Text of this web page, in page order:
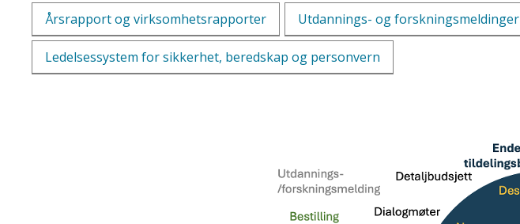
Årsrapport og virksomhetsrapporter Utdannings- og forskningsmeldinger
Ledelsessystem for sikkerhet, beredskap og personvern